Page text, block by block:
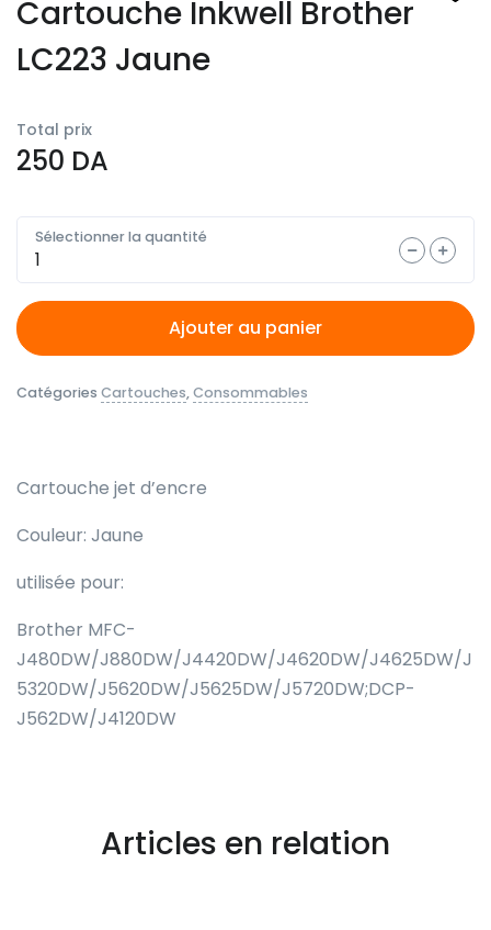
Cartouche Inkwell Brother
LC223 Jaune
Total prix
250 DA
Sélectionner la quantité
Quantité
Ajouter au panier
Catégories Cartouches,Consommables
Cartouche jet d’encre
Couleur: Jaune
utilisée pour:
Brother MFC-
J480DW/J880DW/J4420DW/J4620DW/J4625DW/J
5320DW/J5620DW/J5625DW/J5720DW;DCP-
J562DW/J4120DW
Articles en relation